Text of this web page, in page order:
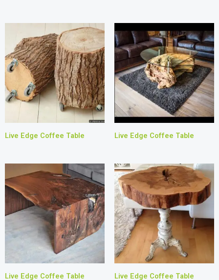
Live Edge Coffee Table Live Edge Coffee Table
Live Edge Coffee Table Live Edge Coffee Table